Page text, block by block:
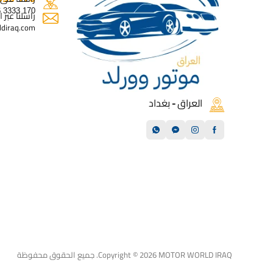
العراق - بغداد
170 3333 0776
راسلنا عبر
Copyright © 2026 MOTOR WORLD IRAQ. جميع الحقوق محفوظة